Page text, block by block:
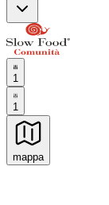
1
1
mappa
Esperienze